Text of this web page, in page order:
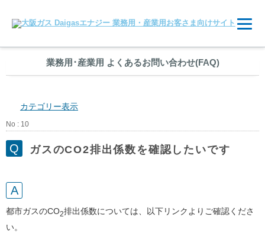
業務用 ･産業用 よくあるお問い合わせ(FAQ)
カテゴリー表示
No : 10
ガスのCO2排出係数を確認したいです
都市ガスのCO2排出係数については、以下リンクよりご確認くださ
い。